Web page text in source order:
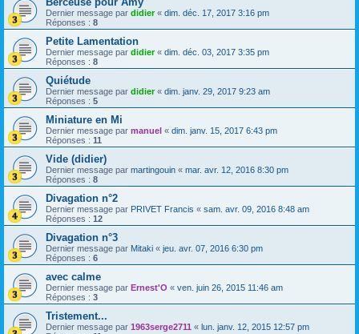
Dernier message par didier« dim. déc. 17, 2017 3:16 pm
Réponses : 8
Petite Lamentation
Dernier message par didier« dim. déc. 03, 2017 3:35 pm
Réponses : 8
Quiétude
Dernier message par didier« dim. janv. 29, 2017 9:23 am
Réponses : 5
Miniature en Mi
Dernier message par manuel « dim. janv. 15, 2017 6:43 pm
Réponses : 11
Vide (didier)
Dernier message par martingouin « mar. avr. 12, 2016 8:30 pm
Réponses : 8
Divagation n°2
Dernier message par PRIVET Francis « sam. avr. 09, 2016 8:48 am
Réponses : 12
Divagation n°3
Dernier message par Mitaki « jeu. avr. 07, 2016 6:30 pm
Réponses : 6
avec calme
Dernier message par Ernest'O « ven. juin 26, 2015 11:46 am
Réponses : 3
Tristement...
Dernier message par 1963serge2711 « lun. janv. 12, 2015 12:57 pm